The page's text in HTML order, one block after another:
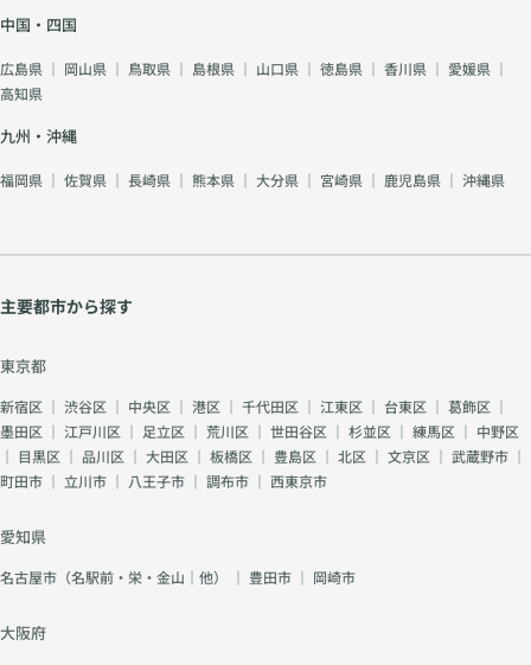
無料セミナーやカウン
「恋愛経験がないから
ください。経験がなく
中国・四国
広島県 ｜ 岡山県 ｜ 鳥取県 ｜ 島根県 ｜ 山口県 ｜ 徳島県 ｜ 香川県 ｜ 愛媛県 ｜
高知県
九州・沖縄
福岡県 ｜ 佐賀県 ｜ 長崎県 ｜ 熊本県 ｜ 大分県 ｜ 宮崎県 ｜ 鹿児島県 ｜ 沖縄県
主要都市から探す
東京都
新宿区 ｜ 渋谷区 ｜ 中央区 ｜ 港区 ｜ 千代田区 ｜ 江東区 ｜ 台東区 ｜ 葛飾区 ｜
墨田区 ｜ 江戸川区 ｜ 足立区 ｜ 荒川区 ｜ 世田谷区 ｜ 杉並区 ｜ 練馬区 ｜ 中野区
｜ 目黒区 ｜ 品川区 ｜ 大田区 ｜ 板橋区 ｜ 豊島区 ｜ 北区 ｜ 文京区 ｜ 武蔵野市 ｜
町田市 ｜ 立川市 ｜ 八王子市 ｜ 調布市 ｜ 西東京市
愛知県
名古屋市（名駅前・栄・金山｜他） ｜ 豊田市 ｜ 岡崎市
大阪府